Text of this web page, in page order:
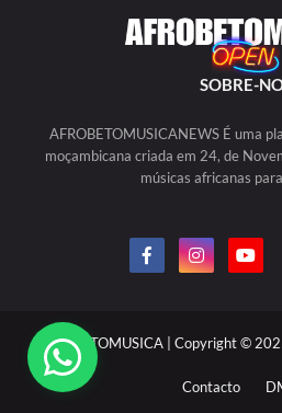
SOBRE-
AFROBETOMUSICANEWS É uma
moçambicana criada em 24, de
músicas africanas
AFROBETOMUSICA | Copyright ©
Contacto